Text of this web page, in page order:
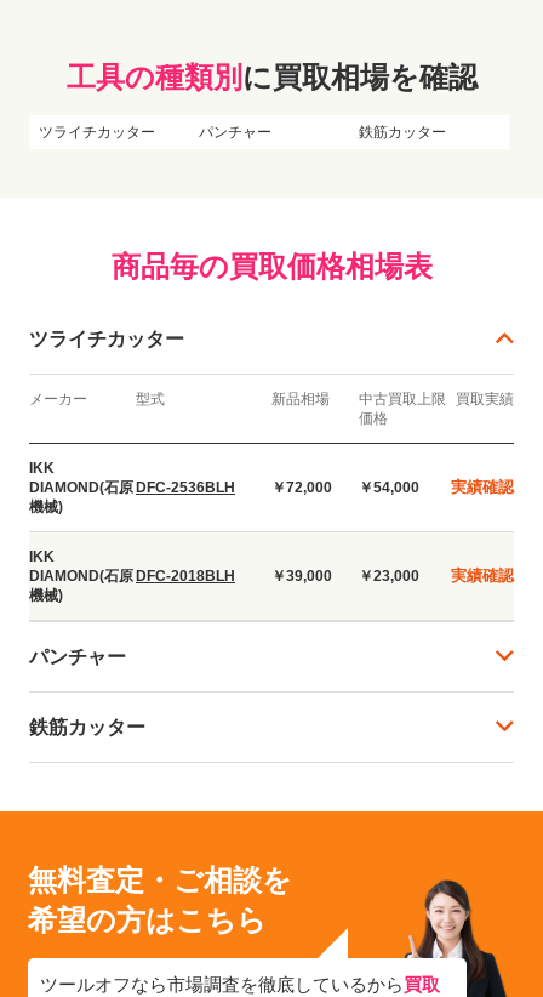
工具の種類別 に買取相場を確認
ツライチカッター パンチャー 鉄筋カッター
商品毎の買取価格相場表
ツライチカッター
メーカー 型式 新品相場
中古買取上限
価格
買取実績
IKK
DIAMOND(石原
機械)
DFC-2536BLH ￥72,000 ￥54,000 実績確認
IKK
DIAMOND(石原
機械)
DFC-2018BLH ￥39,000 ￥23,000 実績確認
パンチャー
鉄筋カッター
無料査定・ご相談を
希望の方はこちら
ツールオフなら市場調査を徹底しているから買取